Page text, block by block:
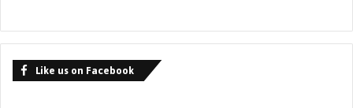
Like us on Facebook